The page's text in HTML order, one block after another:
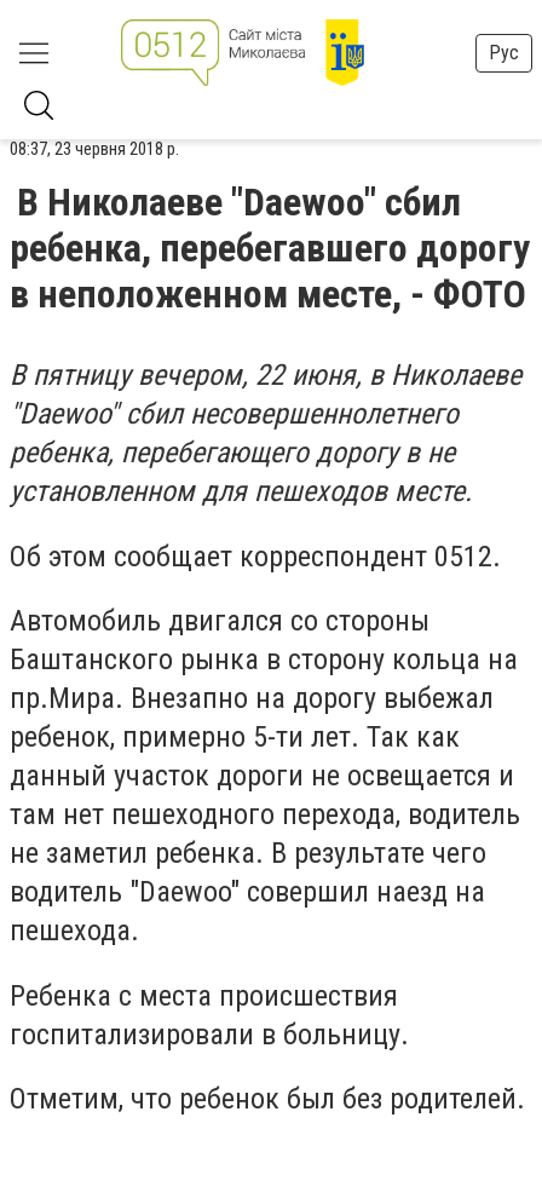
Рус
08:37, 23 червня 2018 р.
В Николаеве "Daewoo" сбил
ребенка, перебегавшего дорогу
в неположенном месте, - ФОТО
В пятницу вечером, 22 июня, в Николаеве
"Daewoo" сбил несовершеннолетнего
ребенка, перебегающего дорогу в не
установленном для пешеходов месте.
Об этом сообщает корреспондент 0512.
Автомобиль двигался со стороны
Баштанского рынка в сторону кольца на
пр.Мира. Внезапно на дорогу выбежал
ребенок, примерно 5-ти лет. Так как
данный участок дороги не освещается и
там нет пешеходного перехода, водитель
не заметил ребенка. В результате чего
водитель "Daewoo" совершил наезд на
пешехода.
Ребенка с места происшествия
госпитализировали в больницу.
Отметим, что ребенок был без родителей.